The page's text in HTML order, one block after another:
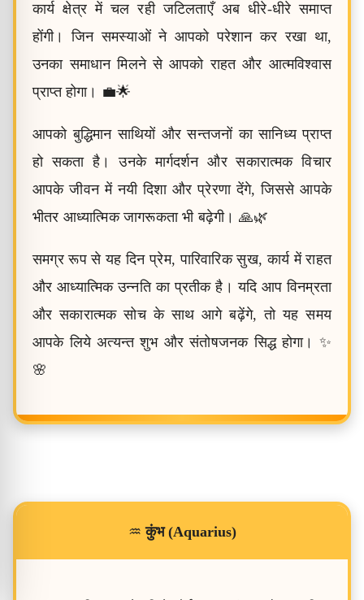
कार्य क्षेत्र में चल रही जटिलताएँ अब धीरे-धीरे समाप्त
होंगी। जिन समस्याओं ने आपको परेशान कर रखा था,
उनका समाधान मिलने से आपको राहत और आत्मविश्वास
प्राप्त होगा। 💼🌟
आपको बुद्धिमान साथियों और सन्तजनों का सानिध्य प्राप्त
हो सकता है। उनके मार्गदर्शन और सकारात्मक विचार
आपके जीवन में नयी दिशा और प्रेरणा देंगे, जिससे आपके
भीतर आध्यात्मिक जागरूकता भी बढ़ेगी। 🙏🌿
समग्र रूप से यह दिन प्रेम, पारिवारिक सुख, कार्य में राहत
और आध्यात्मिक उन्नति का प्रतीक है। यदि आप विनम्रता
और सकारात्मक सोच के साथ आगे बढ़ेंगे, तो यह समय
आपके लिये अत्यन्त शुभ और संतोषजनक सिद्ध होगा। ✨
🌸
♒कुंभ (Aquarius)